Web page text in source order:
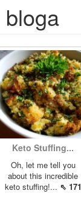
Keto Stuffing...
Oh, let me tell you
about this incredible
keto stuffing!... ⇖ 171